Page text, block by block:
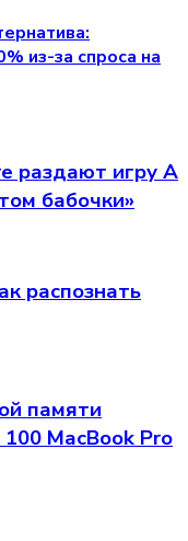
из-за спроса на
раздают игру A
бабочки»
распознать
памяти
MacBook Pro